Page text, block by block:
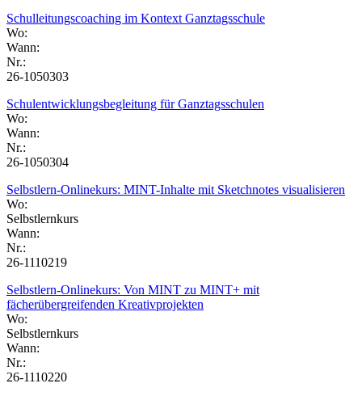
Schulleitungscoaching im Kontext Ganztagsschule
Wo:
Wann:
Nr.:
26-1050303
Schulentwicklungsbegleitung für Ganztagsschulen
Wo:
Wann:
Nr.:
26-1050304
Selbstlern-Onlinekurs: MINT-Inhalte mit Sketchnotes visualisieren
Wo:
Selbstlernkurs
Wann:
Nr.:
26-1110219
Selbstlern-Onlinekurs: Von MINT zu MINT+ mit
fächerübergreifenden Kreativprojekten
Wo:
Selbstlernkurs
Wann:
Nr.:
26-1110220